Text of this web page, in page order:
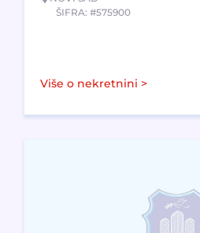
ŠIFRA: #575900
Više o nekretnini >